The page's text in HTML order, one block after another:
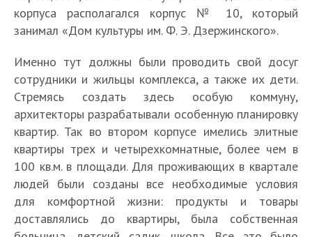
корпуса располагался корпус № 10, который
занимал «Дом культуры им. Ф. Э. Дзержинского».
Именно тут должны были проводить свой досуг
сотрудники и жильцы комплекса, а также их дети.
Стремясь создать здесь особую коммуну,
архитекторы разрабатывали особенную планировку
квартир. Так во втором корпусе имелись элитные
квартиры трех и четырехкомнатные, более чем в
100 кв.м. в площади. Для проживающих в квартале
людей были созданы все необходимые условия
для комфортной жизни: продукты и товары
доставлялись до квартиры, была собственная